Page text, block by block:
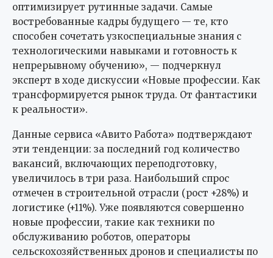
оптимизирует рутинные задачи. Самые
востребованные кадры будущего — те, кто
способен сочетать узкоспециальные знания с
технологическими навыками и готовность к
непрерывному обучению», — подчеркнул
эксперт в ходе дискуссии «Новые профессии. Как
трансформируется рынок труда. От фантастики
к реальности».
Данные сервиса «Авито Работа» подтверждают
эти тенденции: за последний год количество
вакансий, включающих переподготовку,
увеличилось в три раза. Наибольший спрос
отмечен в строительной отрасли (рост +28%) и
логистике (+11%). Уже появляются совершенно
новые профессии, такие как техники по
обслуживанию роботов, операторы
сельскохозяйственных дронов и специалисты по